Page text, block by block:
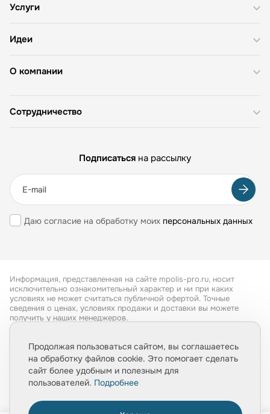
О компании
Услуги
Идеи
Сотрудничество
Подписаться на рассылку
Даю согласие на обработку моих персональных данных
Информация, представленная на сайте mpolis-pro.ru, носит
исключительно ознакомительный характер и ни при каких
условиях не может считаться публичной офертой. Точные
сведения о ценах, условиях продажи и доставки вы можете
получить у наших менеджеров.
Обработка персональных данных
Политика конфиденциальности
Продолжая пользоваться сайтом, вы соглашаетесь
на обработку файлов cookie. Это помогает сделать
сайт более удобным и полезным для
пользователей. Подробнее